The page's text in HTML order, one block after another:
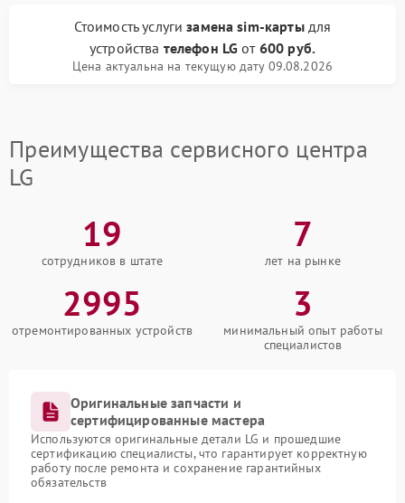
Стоимость услугизамена sim-картыдля
устройства телефон LG от 600 руб.
Цена актуальна на текущую дату 09.08.2026
Преимущества сервисного центра
LG
19
сотрудников в штате
7
лет на рынке
2995
отремонтированных устройств
3
минимальный опыт работы
специалистов
Оригинальные запчасти и
сертифицированные мастера
Используются оригинальные детали LG и прошедшие
сертификацию специалисты, что гарантирует корректную
работу после ремонта и сохранение гарантийных
обязательств